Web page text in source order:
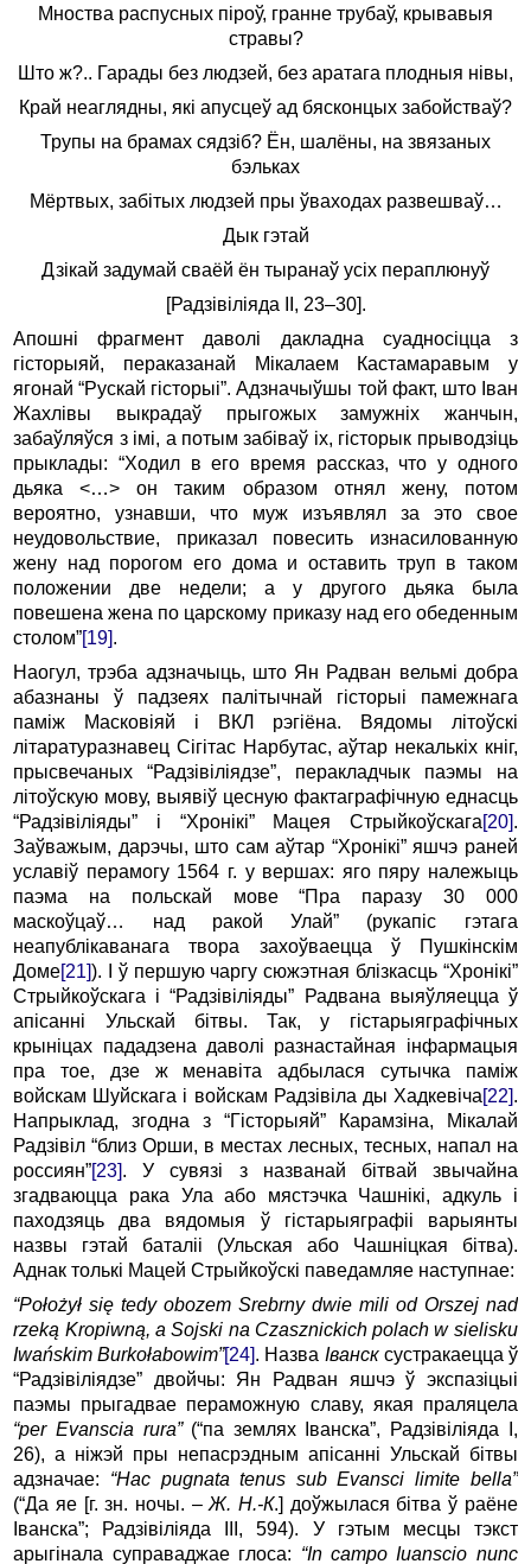
Мноства распусных піроў, гранне трубаў, крывавыя
стравы?
Што ж?.. Гарады без людзей, без аратага плодныя нівы,
Край неаглядны, які апусцеў ад бясконцых забойстваў?
Трупы на брамах сядзіб? Ён, шалёны, на звязаных
бэльках
Мёртвых, забітых людзей пры ўваходах развешваў…
Дык гэтай
Дзікай задумай сваёй ён тыранаў усіх пераплюнуў
[Радзівіліяда ІІ, 23–30].
Апошні фрагмент даволі дакладна суадносіцца з
гісторыяй, пераказанай Мікалаем Кастамаравым у
ягонай “Рускай гісторыі”. Адзначыўшы той факт, што Іван
Жахлівы выкрадаў прыгожых замужніх жанчын,
забаўляўся з імі, а потым забіваў іх, гісторык прыводзіць
прыклады: “Ходил в его время рассказ, что у одного
дьяка <…> он таким образом отнял жену, потом
вероятно, узнавши, что муж изъявлял за это свое
неудовольствие, приказал повесить изнасилованную
жену над порогом его дома и оставить труп в таком
положении две недели; а у другого дьяка была
повешена жена по царскому приказу над его обеденным
столом”[19].
Наогул, трэба адзначыць, што Ян Радван вельмі добра
абазнаны ў падзеях палітычнай гісторыі памежнага
паміж Масковіяй і ВКЛ рэгіёна. Вядомы літоўскі
літаратуразнавец Сігітас Нарбутас, аўтар некалькіх кніг,
прысвечаных “Радзівіліядзе”, перакладчык паэмы на
літоўскую мову, выявіў цесную фактаграфічную еднасць
“Радзівіліяды” і “Хронікі” Мацея Стрыйкоўскага[20].
Заўважым, дарэчы, што сам аўтар “Хронікі” яшчэ раней
уславіў перамогу 1564 г. у вершах: яго пяру належыць
паэма на польскай мове “Пра паразу 30 000
маскоўцаў… над ракой Улай” (рукапіс гэтага
неапублікаванага твора захоўваецца ў Пушкінскім
Доме[21]). І ў першую чаргу сюжэтная блізкасць “Хронікі”
Стрыйкоўскага і “Радзівіліяды” Радвана выяўляецца ў
апісанні Ульскай бітвы. Так, у гістарыяграфічных
крыніцах пададзена даволі разнастайная інфармацыя
пра тое, дзе ж менавіта адбылася сутычка паміж
войскам Шуйскага і войскам Радзівіла ды Хадкевіча[22].
Напрыклад, згодна з “Гісторыяй” Карамзіна, Мікалай
Радзівіл “близ Орши, в местах лесных, тесных, напал на
россиян”[23]. У сувязі з названай бітвай звычайна
згадваюцца рака Ула або мястэчка Чашнікі, адкуль і
паходзяць два вядомыя ў гістарыяграфіі варыянты
назвы гэтай баталіі (Ульская або Чашніцкая бітва).
Аднак толькі Мацей Стрыйкоўскі паведамляе наступнае:
“Położył się tedy obozem Srebrny dwie mili od Orszej nad
rzeką Kropiwną, a Sojski na Czasznickich polach w sielisku
Iwańskim Burkołabowim”[24]. Назва Іванск сустракаецца ў
“Радзівіліядзе” двойчы: Ян Радван яшчэ ў экспазіцыі
паэмы прыгадвае пераможную славу, якая праляцела
“per Evanscia rura” (“па землях Іванска”, Радзівіліяда I,
26), а ніжэй пры непасрэдным апісанні Ульскай бітвы
адзначае: “Hac pugnata tenus sub Evansci limite bella”
(“Да яе [г. зн. ночы. –Ж. Н.-К.] доўжылася бітва ў раёне
Іванска”; Радзівіліяда III, 594). У гэтым месцы тэкст
арыгінала суправаджае глоса: “In campo Iuanscio nunc